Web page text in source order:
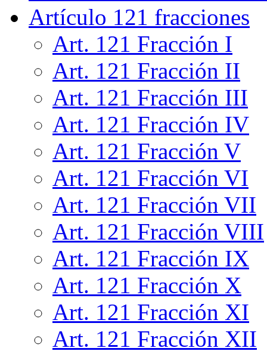
Artículo 121 fracciones
Art. 121 Fracción I
Art. 121 Fracción II
Art. 121 Fracción III
Art. 121 Fracción IV
Art. 121 Fracción V
Art. 121 Fracción VI
Art. 121 Fracción VII
Art. 121 Fracción VIII
Art. 121 Fracción IX
Art. 121 Fracción X
Art. 121 Fracción XI
Art. 121 Fracción XII